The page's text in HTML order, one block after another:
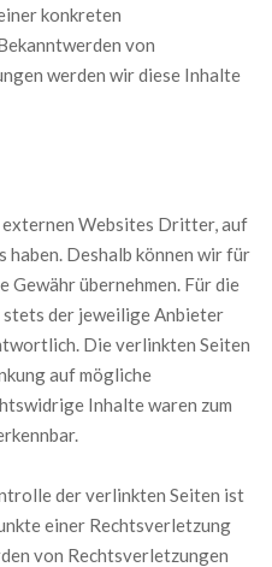
konkreten
von
werden wir diese Inhalte
Websites Dritter, auf
haben. Deshalb können wir für
Gewähr übernehmen. Für die
der jeweilige Anbieter
Die verlinkten Seiten
auf mögliche
Inhalte waren zum
der verlinkten Seiten ist
einer Rechtsverletzung
von Rechtsverletzungen